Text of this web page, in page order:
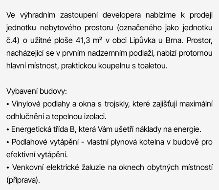
Ve výhradním zastoupení developera nabízíme k prodeji
jednotku nebytového prostoru (označeného jako jednotku
č.4) o užitné ploše 41,3 m² v obci Lipůvka u Brna. Prostor,
nacházející se v prvním nadzemním podlaží, nabízí protornou
hlavní místnost, praktickou koupelnu s toaletou.
Vybavení budovy:
• Vinylové podlahy a okna s trojskly, které zajišťují maximální
odhlučnění a tepelnou izolaci.
• Energetická třída B, která Vám ušetří náklady na energie.
• Podlahové vytápění - vlastní plynová kotelna v budově pro
efektivní vytápění.
• Venkovní elektrické žaluzie na oknech obytných místností
(příprava).